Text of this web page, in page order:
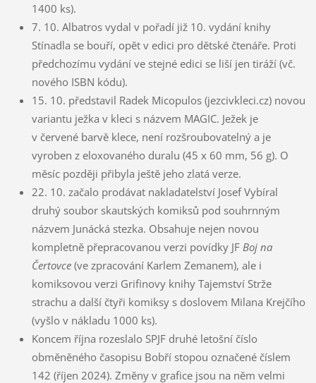
1400 ks).
7. 10. Albatros vydal v pořadí již 10. vydání knihy
Stínadla se bouří, opět v edici pro dětské čtenáře. Proti
předchozímu vydání ve stejné edici se liší jen tiráží (vč.
nového ISBN kódu).
15. 10. představil Radek Micopulos (jezcivkleci.cz) novou
variantu ježka v kleci s názvem MAGIC. Ježek je
v červené barvě klece, není rozšroubovatelný a je
vyroben z eloxovaného duralu (45 x 60 mm, 56 g). O
měsíc později přibyla ještě jeho zlatá verze.
22. 10. začalo prodávat nakladatelství Josef Vybíral
druhý soubor skautských komiksů pod souhrnným
názvem Junácká stezka. Obsahuje nejen novou
kompletně přepracovanou verzi povídky JF Boj na
Čertovce(ve zpracování Karlem Zemanem), ale i
komiksovou verzi Grifinovy knihy Tajemství Strže
strachu a další čtyři komiksy s doslovem Milana Krejčího
(vyšlo v nákladu 1000 ks).
Koncem října rozeslalo SPJF druhé letošní číslo
obměněného časopisu Bobří stopou označené číslem
142 (říjen 2024). Změny v grafice jsou na něm velmi